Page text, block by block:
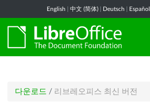
English 中文 (简体) Deutsch Español
다운로드 / 리브레오피스 최신 버전